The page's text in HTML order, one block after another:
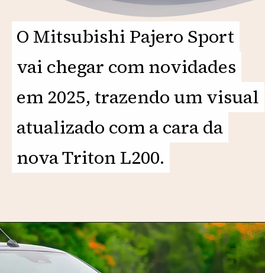
O Mitsubishi Pajero Sport
vai chegar com novidades
em 2025, trazendo um visual
atualizado com a cara da
nova Triton L200.
O Mitsubishi Pajero Sport
vai chegar com novidades
em 2025, trazendo um visual
atualizado com a cara da
nova Triton L200.
Opening https://motorprime.com.br/com-a-cara-da-l200-novo-mitsubishi-pajero-sport-chega-em-2025/